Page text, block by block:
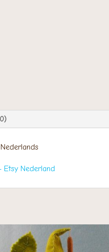
Etsy Nederland